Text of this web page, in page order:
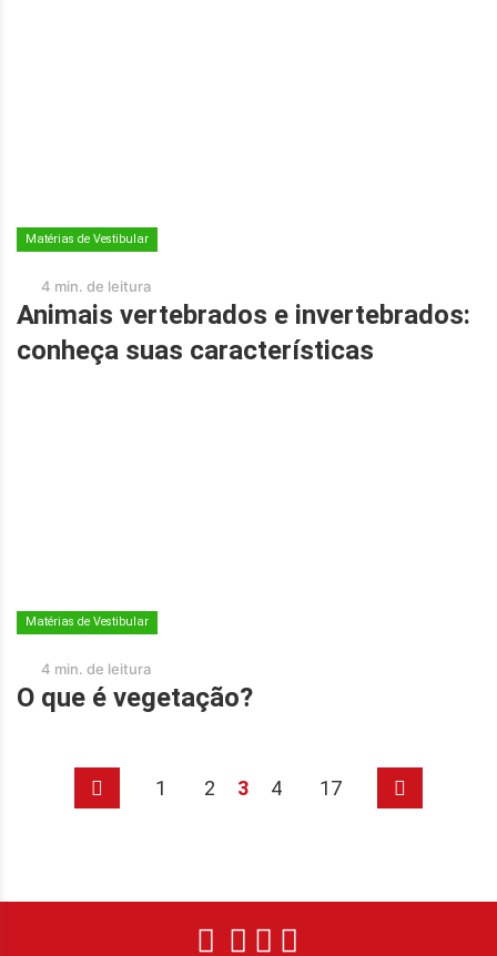
Matérias de Vestibular
4 min. de leitura
Animais vertebrados e invertebrados:
conheça suas características
Matérias de Vestibular
4 min. de leitura
O que é vegetação?
1 2 3 4 17